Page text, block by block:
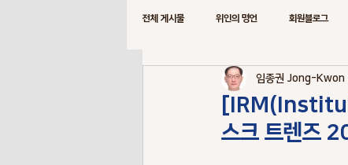
전체 게시물 위인의 명언 회원블로그
WSDOT CREM 소식 Risk Data
Risk
스크 트렌즈
임종권 Jong-Kwon